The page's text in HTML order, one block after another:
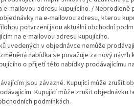
mailovou adresu kupujícího. /
na e-mailovou adresu, kterou
potvrzení jsou aktuální obchodní
na e-mailovou adresu kupujícího.
uvedených v objednávce nemůže
nabídka se považuje za nový
o přijetí této nabídky prodávajícímu
jsou závazné. Kupující může zrušit
Kupující může zrušit objednávku
podmínkách.